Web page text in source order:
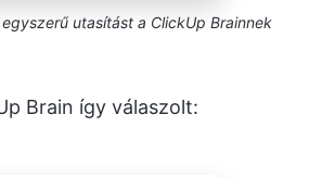
utasítást a ClickUp Brainnek
Brain így válaszolt: